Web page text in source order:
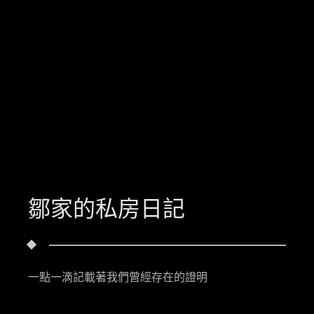
鄒家的私房日記
一點一滴記載著我們曾經存在的證明